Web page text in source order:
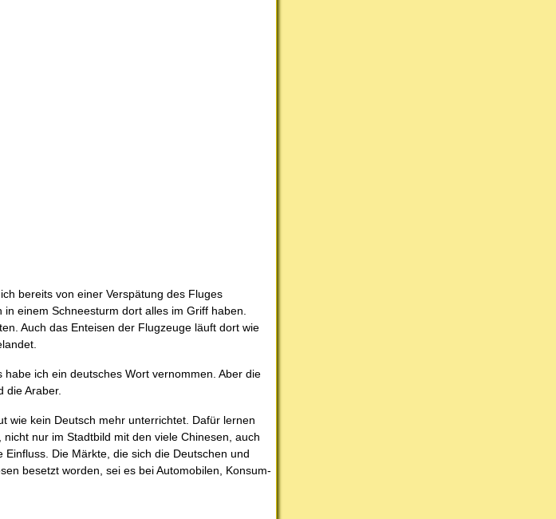
bereits von einer Verspätung des Fluges
einem Schneesturm dort alles im Griff haben.
Auch das Enteisen der Flugzeuge läuft dort wie
ich ein deutsches Wort vernommen. Aber die
die Araber.
wie kein Deutsch mehr unterrichtet. Dafür lernen
nur im Stadtbild mit den viele Chinesen, auch
Die Märkte, die sich die Deutschen und
besetzt worden, sei es bei Automobilen, Konsum-